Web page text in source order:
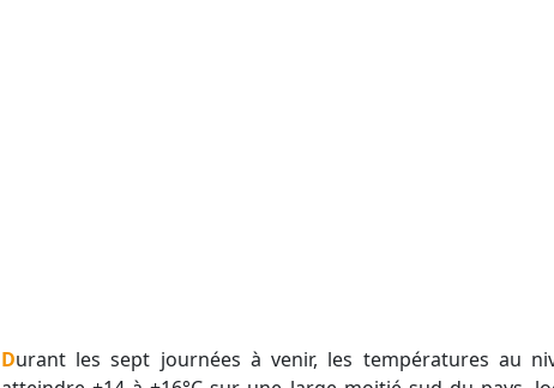
Durant les sept journées à venir, les températures au niveau 850 hPa (environ 1500 m d'altitude) vont